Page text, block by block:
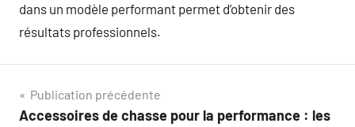
dans un modèle performant permet d’obtenir des
résultats professionnels.
Navigation
Publication précédente
Accessoires de chasse pour la performance : les